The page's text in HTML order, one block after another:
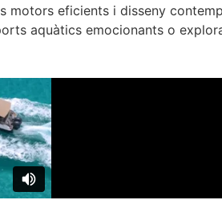
eficients i disseny
aquàtics emocionants o